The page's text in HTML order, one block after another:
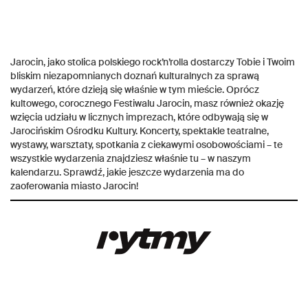
Jarocin, jako stolica polskiego rock’n’rolla dostarczy Tobie i Twoim
bliskim niezapomnianych doznań kulturalnych za sprawą
wydarzeń, które dzieją się właśnie w tym mieście. Oprócz
kultowego, corocznego Festiwalu Jarocin, masz również okazję
wzięcia udziału w licznych imprezach, które odbywają się w
Jarocińskim Ośrodku Kultury. Koncerty, spektakle teatralne,
wystawy, warsztaty, spotkania z ciekawymi osobowościami – te
wszystkie wydarzenia znajdziesz właśnie tu – w naszym
kalendarzu. Sprawdź, jakie jeszcze wydarzenia ma do
zaoferowania miasto Jarocin!